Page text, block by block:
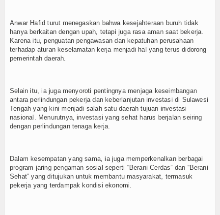
Anwar Hafid turut menegaskan bahwa kesejahteraan buruh tidak
hanya berkaitan dengan upah, tetapi juga rasa aman saat bekerja.
Karena itu, penguatan pengawasan dan kepatuhan perusahaan
terhadap aturan keselamatan kerja menjadi hal yang terus didorong
pemerintah daerah.
Selain itu, ia juga menyoroti pentingnya menjaga keseimbangan
antara perlindungan pekerja dan keberlanjutan investasi di Sulawesi
Tengah yang kini menjadi salah satu daerah tujuan investasi
nasional. Menurutnya, investasi yang sehat harus berjalan seiring
dengan perlindungan tenaga kerja.
Dalam kesempatan yang sama, ia juga memperkenalkan berbagai
program jaring pengaman sosial seperti “Berani Cerdas” dan “Berani
Sehat” yang ditujukan untuk membantu masyarakat, termasuk
pekerja yang terdampak kondisi ekonomi.